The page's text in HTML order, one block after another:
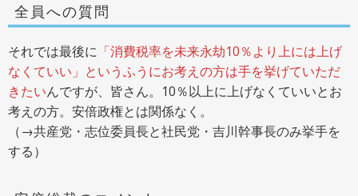
全員への質問
それでは最後に 「消費税率を未来永劫10％より上には上げ
なくていい」というふうにお考えの方は手を挙げていただ
きたいんですが、皆さん。10％以上に上げなくていいとお
考えの方。安倍政権とは関係なく。
（→共産党・志位委員長と社民党・吉川幹事長のみ挙手を
する）